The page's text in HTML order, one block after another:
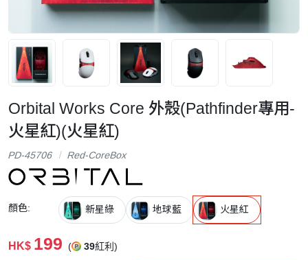
Orbital Works Core 外殼(Pathfinder專用-
火星紅)(火星紅)
PD-45706 Red-CoreBox
顏色: 新星綠 地球藍 火星紅
HK$ 199 ( 39紅利)